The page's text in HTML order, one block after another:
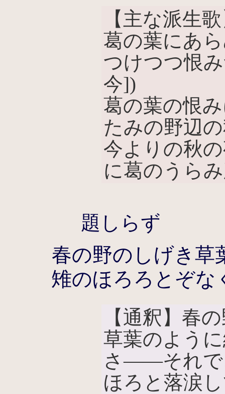
【主な派生
葛の葉にあ
つけつつ恨
今])
葛の葉の恨
たみの野辺
今よりの秋
に葛のうら
題しらず
春の野のしげき草
雉のほろろとぞな
【通釈】春
草葉のよう
さ――それで
ほろと落涙